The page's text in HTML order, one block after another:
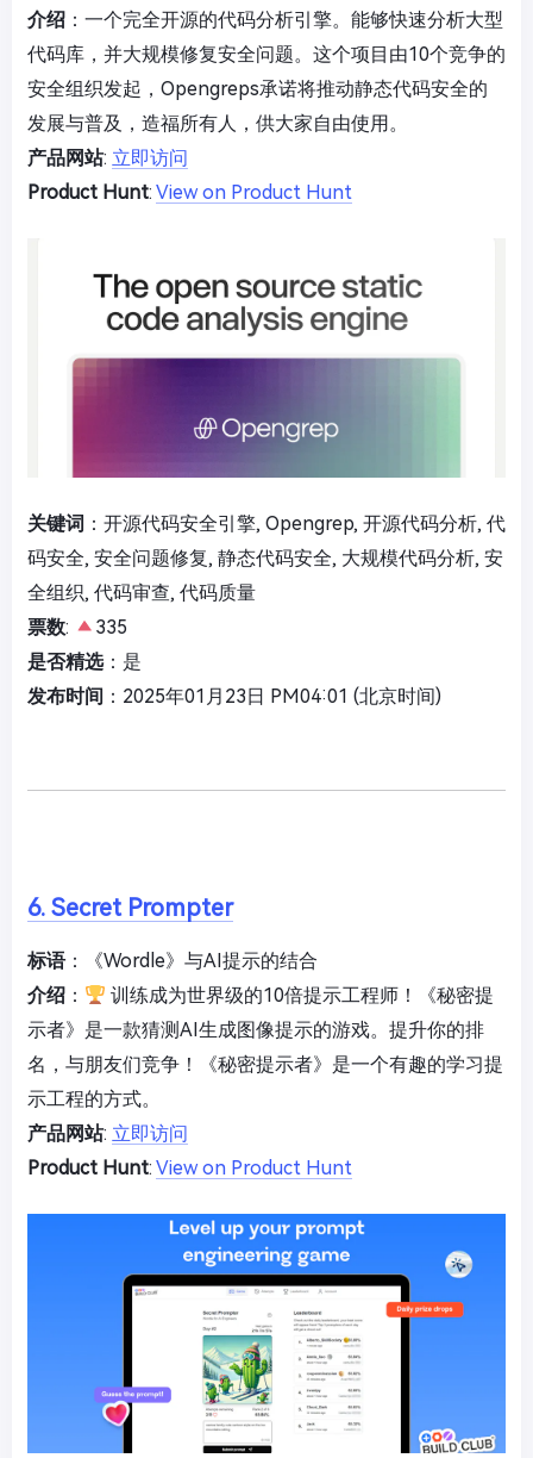
介绍 ：一个完全开源的代码分析引擎。能够快速分析大型
代码库，并大规模修复安全问题。这个项目由10个竞争的
安全组织发起，Opengreps承诺将推动静态代码安全的
发展与普及，造福所有人，供大家自由使用。
产品网站: 立即访问
Product Hunt: View on Product Hunt
关键词 ：开源代码安全引擎, Opengrep, 开源代码分析, 代
码安全, 安全问题修复, 静态代码安全, 大规模代码分析, 安
全组织, 代码审查, 代码质量
票数:
335
是否精选：是
发布时间 ：2025年01月23日 PM04:01 (北京时间)
6. Secret Prompter
标语：《Wordle》与AI提示的结合
介绍 ：
训练成为世界级的10倍提示工程师！《秘密提
示者》是一款猜测AI生成图像提示的游戏。提升你的排
名，与朋友们竞争！《秘密提示者》是一个有趣的学习提
示工程的方式。
产品网站: 立即访问
Product Hunt: View on Product Hunt